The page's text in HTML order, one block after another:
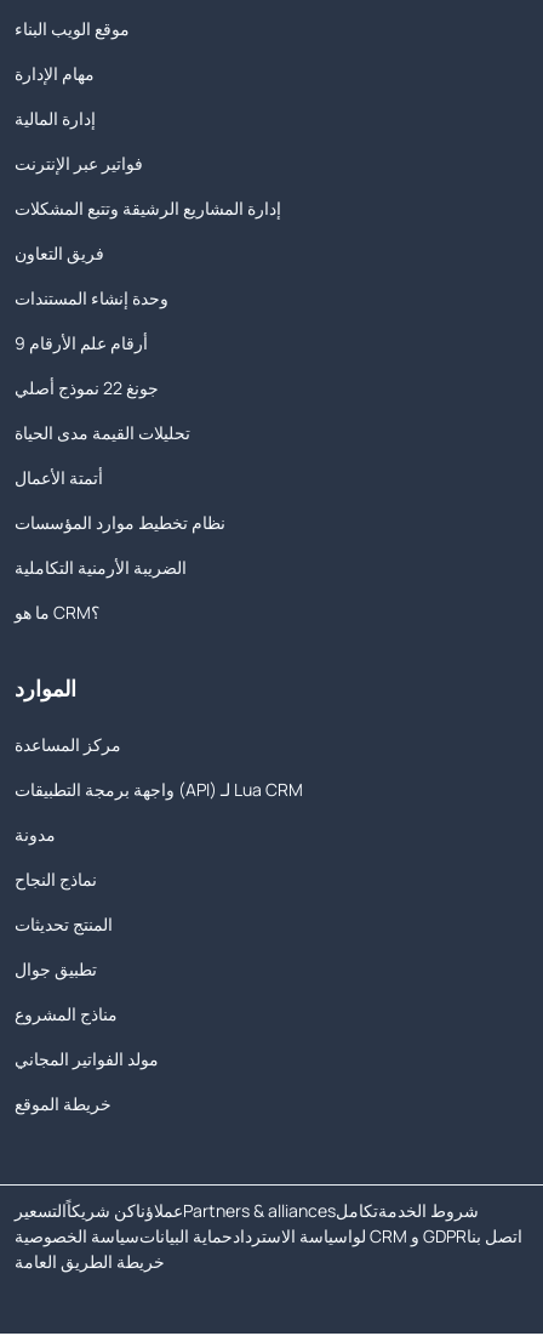
موقع الويب البناء
مهام الإدارة
إدارة المالية
فواتير عبر الإنترنت
إدارة المشاريع الرشيقة وتتبع المشكلات
فريق التعاون
وحدة إنشاء المستندات
9 أرقام علم الأرقام
جونغ 22 نموذج أصلي
تحليلات القيمة مدى الحياة
أتمتة الأعمال
نظام تخطيط موارد المؤسسات
الضريبة الأرمنية التكاملية
ما هو CRM؟
الموارد
مركز المساعدة
واجهة برمجة التطبيقات (API) لـ Lua CRM
مدونة
نماذج النجاح
المنتج تحديثات
تطبيق جوال
مناذج المشروع
مولد الفواتير المجاني
خريطة الموقع
التسعيركن شريكاًعملاؤناPartners & alliancesتكاملشروط الخدمة
سياسة الخصوصيةحماية البياناتسياسة الاسترداد لوا CRM و GDPRاتصل بنا
خريطة الطريق العامة